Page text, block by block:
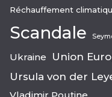
Réchauffement
Scandale
Ukraine
Union
Ursula von der